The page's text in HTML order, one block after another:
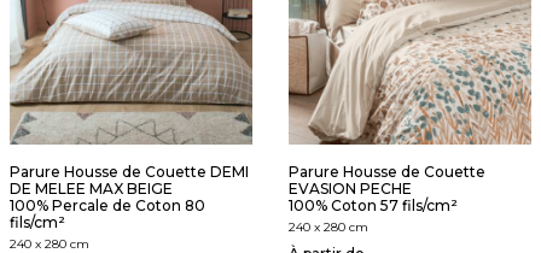
Parure Housse de Couette DEMI
DE MELEE MAX BEIGE
100% Percale de Coton 80
fils/cm²
240 x 280 cm
Parure Housse de Couette
EVASION PECHE
100% Coton 57 fils/cm²
240 x 280 cm